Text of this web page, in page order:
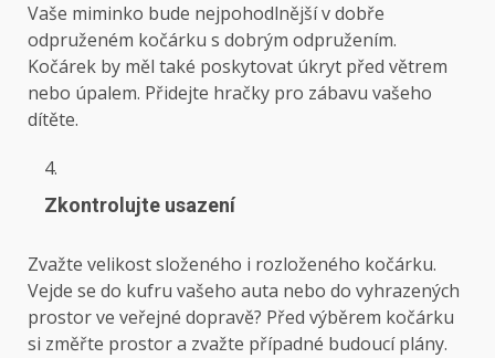
Vaše miminko bude nejpohodlnější v dobře
odpruženém kočárku s dobrým odpružením.
Kočárek by měl také poskytovat úkryt před větrem
nebo úpalem. Přidejte hračky pro zábavu vašeho
dítěte.
Zkontrolujte usazení
Zvažte velikost složeného i rozloženého kočárku.
Vejde se do kufru vašeho auta nebo do vyhrazených
prostor ve veřejné dopravě? Před výběrem kočárku
si změřte prostor a zvažte případné budoucí plány.